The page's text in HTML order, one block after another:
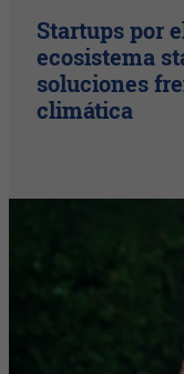
Startups por
ecosistema
soluciones
climática